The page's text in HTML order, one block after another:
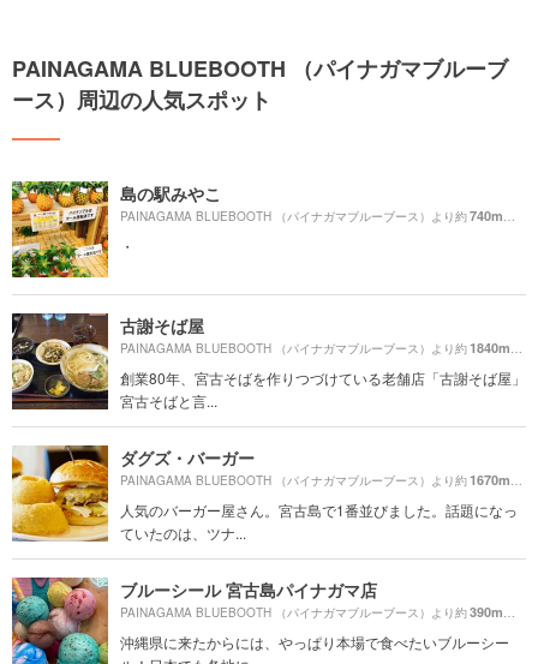
PAINAGAMA BLUEBOOTH （パイナガマブルーブ
ース）周辺の人気スポット
島の駅みやこ
PAINAGAMA BLUEBOOTH （パイナガマブルーブース）より約740m （徒
・
古謝そば屋
PAINAGAMA BLUEBOOTH （パイナガマブルーブース）より約1840m （
創業80年、宮古そばを作りつづけている老舗店「古謝そば屋」
宮古そばと言...
ダグズ・バーガー
PAINAGAMA BLUEBOOTH （パイナガマブルーブース）より約1670m （
人気のバーガー屋さん。宮古島で1番並びました。話題になっ
ていたのは、ツナ...
ブルーシール 宮古島パイナガマ店
PAINAGAMA BLUEBOOTH （パイナガマブルーブース）より約390m （徒
沖縄県に来たからには、やっぱり本場で食べたいブルーシー